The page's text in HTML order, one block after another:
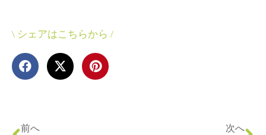
\ シェアはこちらから /
前へ 次へ